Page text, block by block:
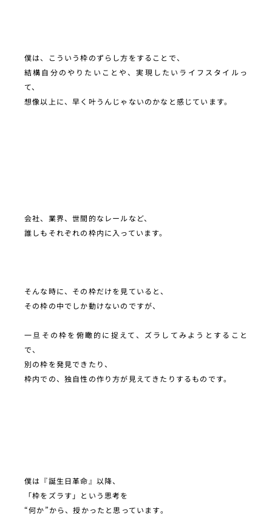
僕は、こういう枠のずらし方をすることで、
結構自分のやりたいことや、実現したいライフスタイルっ
て、
想像以上に、早く叶うんじゃないのかなと感じています。
会社、業界、世間的なレールなど、
誰しもそれぞれの枠内に入っています。
そんな時に、その枠だけを見ていると、
その枠の中でしか動けないのですが、
一旦その枠を俯瞰的に捉えて、ズラしてみようとすること
で、
別の枠を発見できたり、
枠内での、独自性の作り方が見えてきたりするものです。
僕は『誕生日革命』以降、
「枠をズラす」という思考を
“何か”から、授かったと思っています。